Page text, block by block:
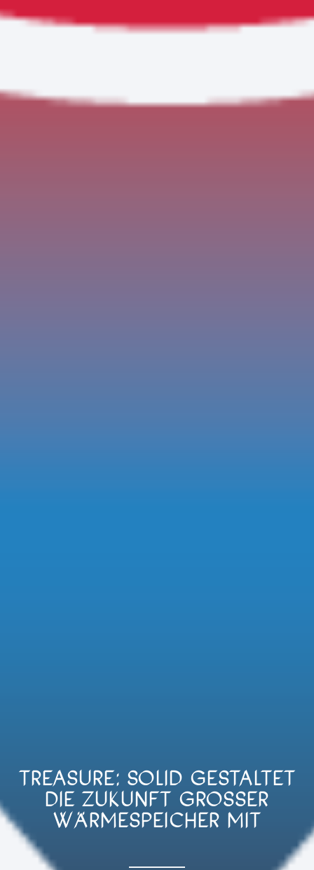
TREASURE: SOLID GESTALTET
DIE ZUKUNFT GROSSER W
ÄRMESPEICHER MIT